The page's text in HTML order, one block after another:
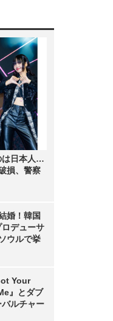
は日本人…
損、警察
婚！韓国
デューサ
ウルで挙
Your
』とダブ
ルチャー